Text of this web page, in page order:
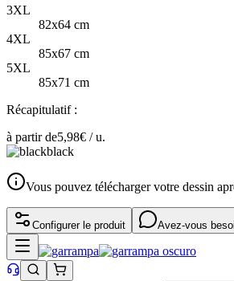
3XL
82x64 cm
4XL
85x67 cm
5XL
85x71 cm
Récapitulatif :
à partir de5,98€ /u.
black
Vous pouvez télécharger votre dessin
Configurer le produit Avez-vous